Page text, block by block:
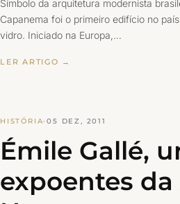
Símbolo da arquitetura modernista
Capanema foi o primeiro edifício no
vidro. Iniciado na Europa,…
LER ARTIGO →
HISTÓRIA·05 DEZ, 2011
Émile Gallé,
expoentes